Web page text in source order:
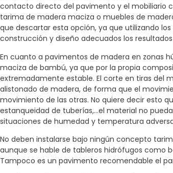
contacto directo del pavimento y el mobiliario
tarima de madera maciza o muebles de
que descartar esta opción, ya que utilizando
construcción y diseño adecuados los
En cuanto a pavimentos de madera en zonas
maciza de bambú, ya que por la propia
extremadamente estable. El corte en tiras del
alistonado de madera, de forma que el
movimiento de las otras. No quiere decir esto
estanqueidad de tuberías,…el material no
situaciones de humedad y temperatura
No deben instalarse bajo ningún concepto
aunque se hable de tableros hidrófugos como
Tampoco es un pavimento recomendable el